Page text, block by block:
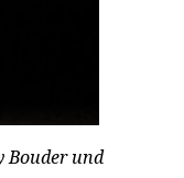
Bouder und